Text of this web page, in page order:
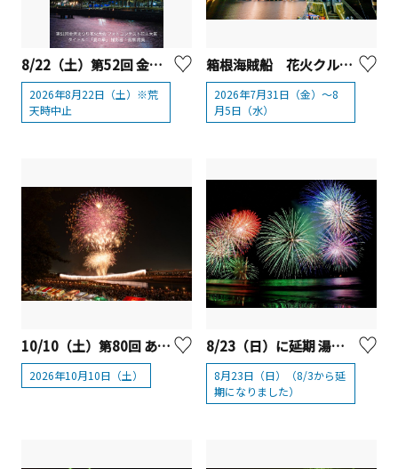
8/22（土）第52回 金沢まつり 花火大会
2026年8月22日（土）※荒
天時中止
箱根海賊船 花火クルーズ2026
2026年7月31日（金）～8
月5日（水）
10/10（土）第80回 あつぎ鮎まつり大花火大会
2026年10月10日（土）
8/23（日）に延期 湯河原温泉海上花火大会
8月23日（日）（8/3から延
期になりました）